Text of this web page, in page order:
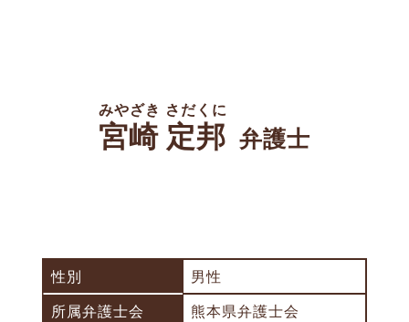
宮崎 定邦
みやざき さだくに
弁護士
性別
男性
所属弁護士会
熊本県弁護士会